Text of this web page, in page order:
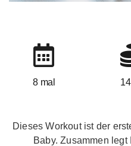
8 mal
Dieses Workout ist der
Baby. Zusammen